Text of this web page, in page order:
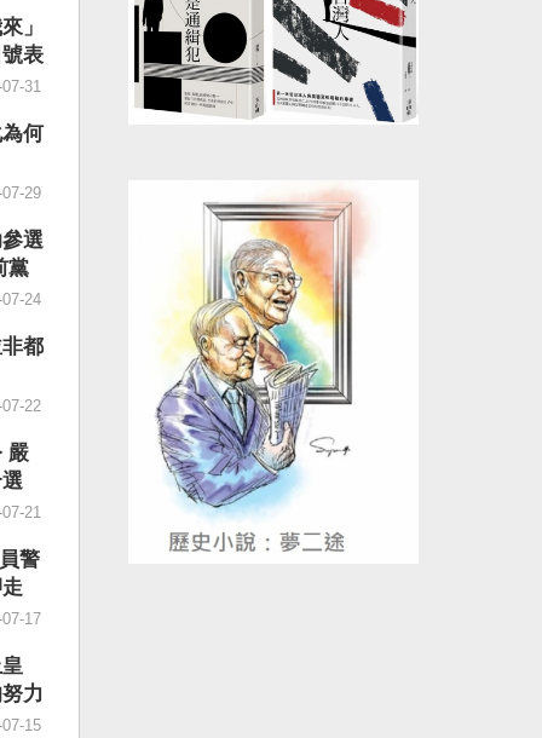
，
，
嚴
日
主
份
人
給予
主
民
害
鎮
政
部
。
蔓
權
世
焦
擾
的
社
灣
國
」
造
月
榮
穿
一
不
「有
經
各
常
，
態
是
當
兜
好
會
一
昂
質
，
一
」
表
31
何
29
選
黨
年8
24
非都
22
嚴
21
警
17
力
15